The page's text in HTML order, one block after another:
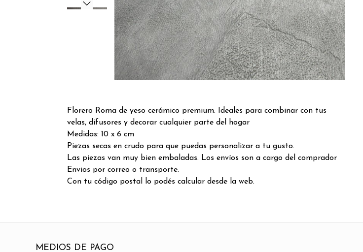
Florero Roma de yeso cerámico premium. Ideales para combinar con tus
velas, difusores y decorar cualquier parte del hogar
Medidas: 10 x 6 cm
Piezas secas en crudo para que puedas personalizar a tu gusto.
Las piezas van muy bien embaladas. Los envíos son a cargo del comprador
Envios por correo o transporte.
Con tu código postal lo podés calcular desde la web.
MEDIOS DE PAGO